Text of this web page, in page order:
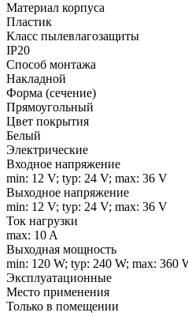
Материал корпуса
Пластик
Класс пылевлагозащиты
IP20
Способ монтажа
Накладной
Форма (сечение)
Прямоугольный
Цвет покрытия
Белый
Электрические
Входное напряжение
min: 12 V; typ: 24 V; max: 36 V
Выходное напряжение
min: 12 V; typ: 24 V; max: 36 V
Ток нагрузки
max: 10 A
Выходная мощность
min: 120 W; typ: 240 W; max: 360
Эксплуатационные
Место применения
Только в помещении